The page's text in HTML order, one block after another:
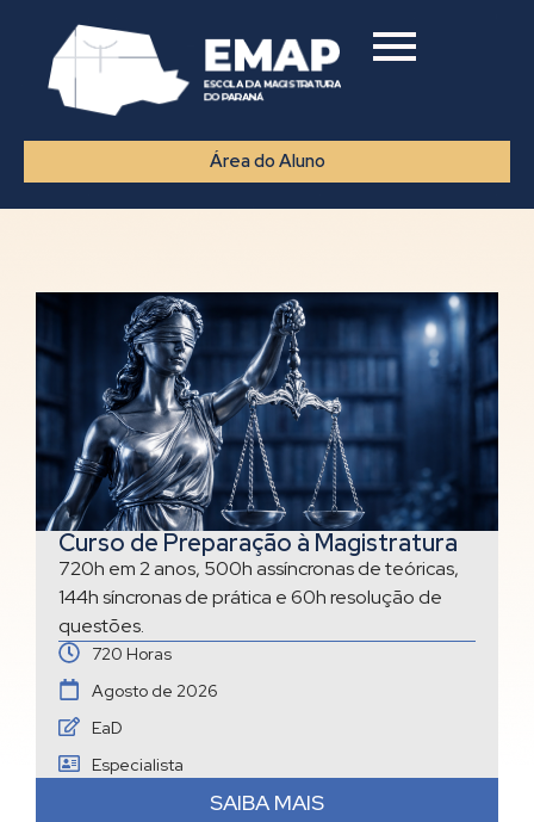
Área do Aluno
Curso de Preparação à Magistratura
720h em 2 anos, 500h assíncronas de teóricas,
144h síncronas de prática e 60h resolução de
questões.
720 Horas
Agosto de 2026
EaD
Especialista
SAIBA MAIS